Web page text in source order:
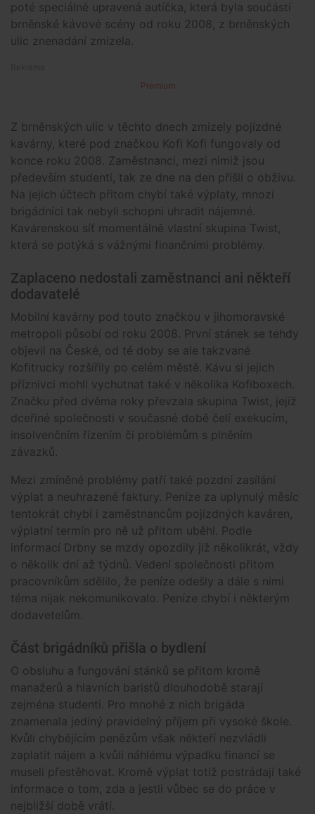
poté speciálně upravená autíčka, která byla součástí
brněnské kávové scény od roku 2008, z brněnských
ulic znenadání zmizela.
Premium
Z brněnských ulic v těchto dnech zmizely pojízdné
kavárny, které pod značkou Kofi Kofi fungovaly od
konce roku 2008. Zaměstnanci, mezi nimiž jsou
především studenti, tak ze dne na den přišli o obživu.
Na jejich účtech přitom chybí také výplaty, mnozí
brigádníci tak nebyli schopni uhradit nájemné.
Kavárenskou síť momentálně vlastní skupina Twist,
která se potýká s vážnými finančními problémy.
Zaplaceno nedostali zaměstnanci ani někteří
dodavatelé
Mobilní kavárny pod touto značkou v jihomoravské
metropoli působí od roku 2008. První stánek se tehdy
objevil na České, od té doby se ale takzvané
Kofitrucky rozšířily po celém městě. Kávu si jejich
příznivci mohli vychutnat také v několika Kofiboxech.
Značku před dvěma roky převzala skupina Twist, jejíž
dceřiné společnosti v současné době čelí exekucím,
insolvenčním řízením či problémům s plněním
závazků.
Mezi zmíněné problémy patří také pozdní zasílání
výplat a neuhrazené faktury. Peníze za uplynulý měsíc
tentokrát chybí i zaměstnancům pojízdných kaváren,
výplatní termín pro ně už přitom uběhl. Podle
informací Drbny se mzdy opozdily již několikrát, vždy
o několik dní až týdnů. Vedení společnosti přitom
pracovníkům sdělilo, že peníze odešly a dále s nimi
téma nijak nekomunikovalo. Peníze chybí i některým
dodavetelům.
Část brigádníků přišla o bydlení
O obsluhu a fungování stánků se přitom kromě
manažerů a hlavních baristů dlouhodobě starají
zejména studenti. Pro mnohé z nich brigáda
znamenala jediný pravidelný příjem při vysoké škole.
Kvůli chybějícím penězům však někteří nezvládli
zaplatit nájem a kvůli náhlému výpadku financí se
museli přestěhovat. Kromě výplat totiž postrádají také
informace o tom, zda a jestli vůbec se do práce v
nejbližší době vrátí.